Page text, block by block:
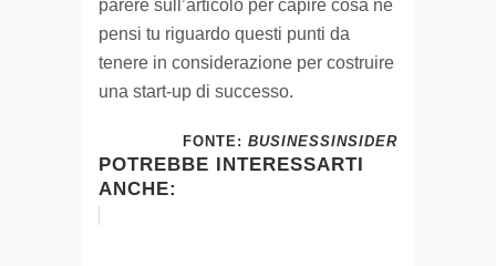
parere sull’articolo per capire cosa ne
pensi tu riguardo questi punti da
tenere in considerazione per costruire
una start-up di successo.
FONTE: BUSINESSINSIDER
POTREBBE INTERESSARTI
ANCHE: